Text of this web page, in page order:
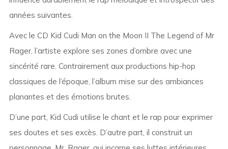
années suivantes.
Avec le CD Kid Cudi Man on the Moon II The Legend of Mr
Rager, l’artiste explore ses zones d’ombre avec une
sincérité rare. Contrairement aux productions hip-hop
classiques de l’époque, l’album mise sur des ambiances
planantes et des émotions brutes.
D’une part, Kid Cudi utilise le chant et le rap pour exprimer
ses doutes et ses excès. D’autre part, il construit un